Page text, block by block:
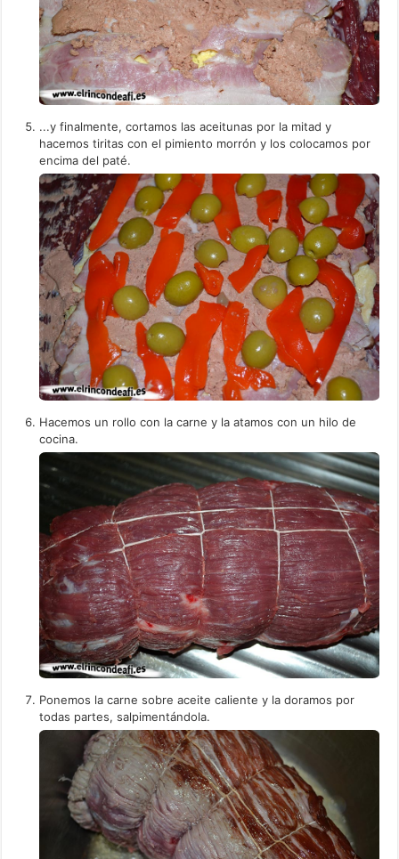
...y finalmente, cortamos las aceitunas por la mitad y
hacemos tiritas con el pimiento morrón y los colocamos por
encima del paté.
Hacemos un rollo con la carne y la atamos con un hilo de
cocina.
Ponemos la carne sobre aceite caliente y la doramos por
todas partes, salpimentándola.